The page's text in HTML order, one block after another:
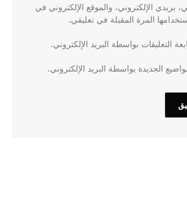
بريدي الإلكتروني، والموقع الإلكتروني في
المرة المقبلة في تعليقي.
التعليقات بواسطة البريد الإلكتروني.
الجديدة بواسطة البريد الإلكتروني.